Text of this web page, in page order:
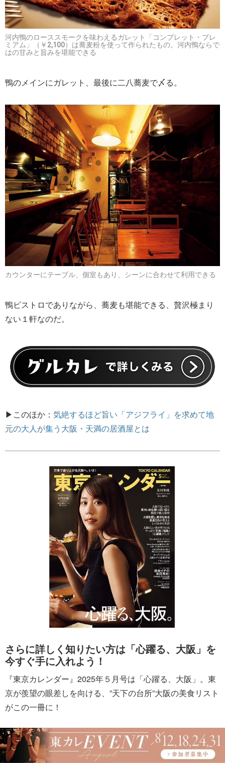
河内鴨のローススモークを味わえるガレット「コンプレット・プレ
ミアム」（￥2,100）は蕎麦粉を使って作られたもの。河内鴨ならで
はの甘みと旨みを堪能できる
鴨のメインにガレット、最後に二八蕎麦で〆る。
カウンターにテーブル、個室もあり、シーンに合わせて利用できる
鴨ビストロでありながら、蕎麦も堪能できる、贅沢極まり
ない１軒なのだ。
▶このほか： 気絶するほど旨い「アジフライ」を求めて地
元の大人が集う大阪・天満の居酒屋とは
さらに詳しく知りたい方は「心躍る、大阪」を
今すぐ手に入れよう！
『東京カレンダー』2025年５月号は「心躍る、大阪」。東
京が羨望の眼差しを向ける、”天下の台所”大阪の美食リスト
がこの一冊に！
月刊誌『東京カレンダー』は、毎月21日頃の発売です。お
近くの書店、コンビニでお求めいただけます。